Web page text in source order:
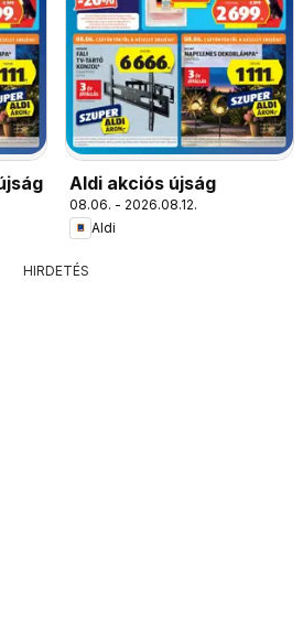
Aldi akciós újság
08.06. - 2026.08.12.
Aldi
HIRDETÉS